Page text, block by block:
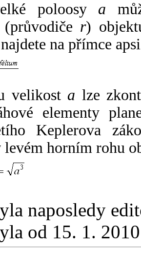
poloosy a
r)
na přímce
velikost a lze
elementy
Keplerova
levém horním rohu
naposledy
od 15. 1.